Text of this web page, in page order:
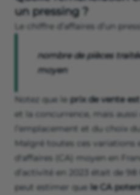
un pressing ?
Le chiffre d’affaires d’un
nombre de pièces
moyen
Notez que le prix de vente
et la concurrence, mais
l’emplacement et du choix
Malgré toutes ces variations
d'affaires (CA) moyen en
d’activité en 2023 était de
peut estimer que le CA